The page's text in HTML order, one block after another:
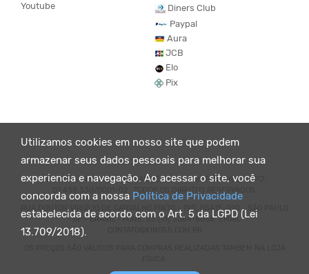
Utilizamos cookies em nosso site que podem
armazenar seus dados pessoais para melhorar sua
experiencia e navegação. Ao acessar o site, você
concorda com a nossa Política de Privacidade
estabelecida de acordo com o Art. 5 da LGPD (Lei
13.709/2018).
Youtube
Diners Club
Paypal
Aura
JCB
Elo
Pix
© KING55 - LOJA DE ROUPAS VEGANO E SUSTENTÁVEL. CNPJ:
07.438.330/0001-02 . TODOS OS DIREITOS RESERVADOS.
RUA DOUTOR VIRGÍLIO DE CARVALHO PINTO - 190, 05415-020 - SÃO PAULO
- SP - BRASIL - FONE: 55 (11) 3064-8056. EMAIL: